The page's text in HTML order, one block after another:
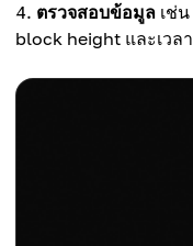
ตรวจสอบข้อมูล เช่
block height และเว